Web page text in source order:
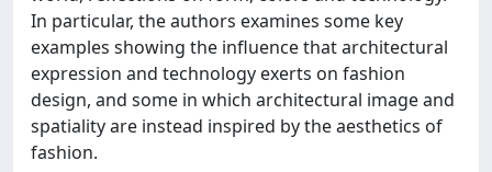
In particular, the authors examines some key
examples showing the influence that architectural
expression and technology exerts on fashion
design, and some in which architectural image and
spatiality are instead inspired by the aesthetics of
fashion.